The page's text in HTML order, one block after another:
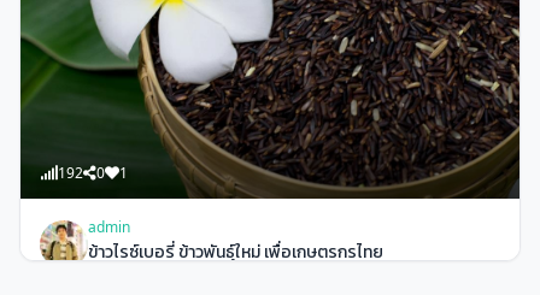
192 0 1
admin
ข้าวไรซ์เบอรี่ ข้าวพันธุ์ใหม่ เพื่อเกษตรกรไทย